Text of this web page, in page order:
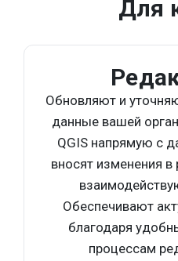
Для
Обновляют и
данные вашей
QGIS напрямую с
вносят изменения
Обеспечивают
благодаря
процессам